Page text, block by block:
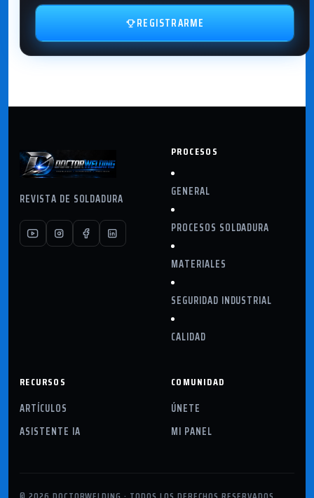
REGISTRARME
REVISTA DE SOLDADURA
PROCESOS
GENERAL
PROCESOS SOLDADURA
MATERIALES
SEGURIDAD INDUSTRIAL
CALIDAD
RECURSOS
ARTÍCULOS
ASISTENTE IA
COMUNIDAD
ÚNETE
MI PANEL